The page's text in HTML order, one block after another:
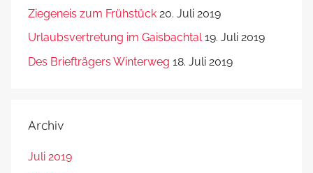
Ziegeneis zum Frühstück 20. Juli 2019
Urlaubsvertretung im Gaisbachtal 19. Juli 2019
Des Briefträgers Winterweg 18. Juli 2019
Archiv
Juli 2019